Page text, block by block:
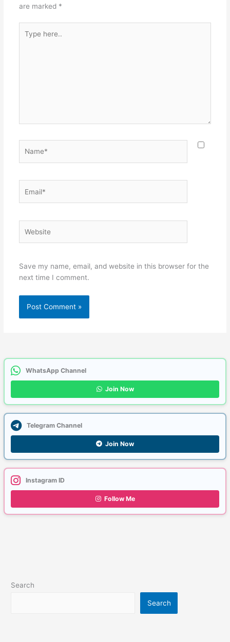
are marked *
here..
Save my name, email, and website in this browser for the
next time I comment.
WhatsApp Channel
Join Now
Telegram Channel
Join Now
Instagram ID
Follow Me
Search
Search